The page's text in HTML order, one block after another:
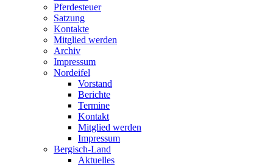
Pferdesteuer
Satzung
Kontakte
Mitglied werden
Archiv
Impressum
Nordeifel
Vorstand
Berichte
Termine
Kontakt
Mitglied werden
Impressum
Bergisch-Land
Aktuelles